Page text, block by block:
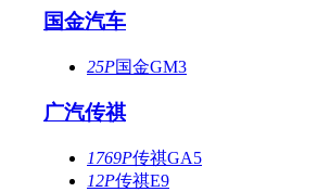
国金汽车
25P国金GM3
广汽传祺
1769P传祺GA5
12P传祺E9